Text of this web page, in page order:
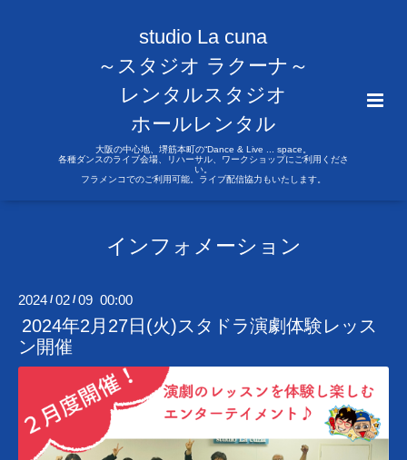
studio La cuna
～スタジオ ラクーナ～
レンタルスタジオ
ホールレンタル
大阪の中心地、堺筋本町の“Dance & Live ... space。
各種ダンスのライブ会場、リハーサル、ワークショップにご利用くださ
い。
フラメンコでのご利用可能。ライブ配信協力もいたします。
インフォメーション
2024 /02 /09 00:00
2024年2月27日(火)スタドラ演劇体験レッス
ン開催